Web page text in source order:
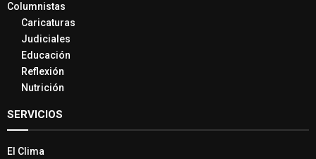
Columnistas
Caricaturas
Judiciales
Educación
Reflexión
Nutrición
SERVICIOS
El Clima